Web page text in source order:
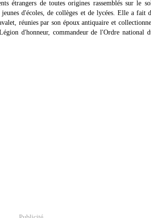
étrangers de toutes origines rassemblés sur le
jeunes d'écoles, de collèges et de lycées. Elle a fait
réunies par son époux antiquaire et
d'honneur, commandeur de l'Ordre national